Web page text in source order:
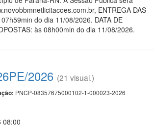
ENTREGA DAS
do dia 11/08/2026. DATA DE
às 08h00min do dia 11/08/2026.
2026 (21 visual.)
PNCP-08357675000102-1-000023-2026
08:00